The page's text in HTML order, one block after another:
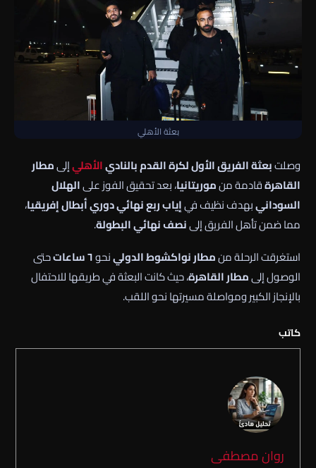
بعثة الأهلي
وصلتبعثة الفريق الأول لكرة القدم بالناديالأهليإلىمطار
القاهرةقادمة منموريتانيا، بعد تحقيق الفوز علىالهلال
السودانيبهدف نظيف فيإياب ربع نهائي دوري أبطال إفريقيا،
مما ضمن تأهل الفريق إلىنصف نهائي البطولة.
استغرقت الرحلة منمطار نواكشوط الدولينحو٦ ساعات
حتى
الوصول إلىمطار القاهرة، حيث كانت البعثة في طريقها للاحتفال
بالإنجاز الكبير ومواصلة مسيرتها نحو اللقب.
كاتب
روان مصطفى